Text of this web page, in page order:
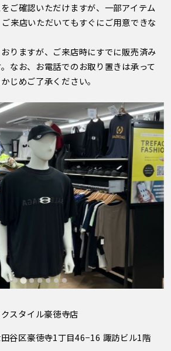
ご確認いただけますが、一部アイテム
来店いただいてもすぐにご用意できな
りますが、ご来店時にすでに販売済み
なお、お電話でのお取り置きは承って
じめご了承ください。
スタイル豪徳寺店
谷区豪徳寺1丁目46−16 諏訪ビル1階